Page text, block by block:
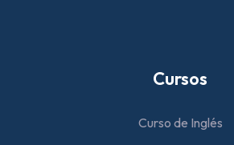
Cursos
Curso de Inglés